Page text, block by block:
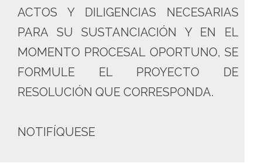
ACTOS Y DILIGENCIAS NECESARIAS
PARA SU SUSTANCIACIÓN Y EN EL
MOMENTO PROCESAL OPORTUNO, SE
FORMULE EL PROYECTO DE
RESOLUCIÓN QUE CORRESPONDA.
NOTIFÍQUESE